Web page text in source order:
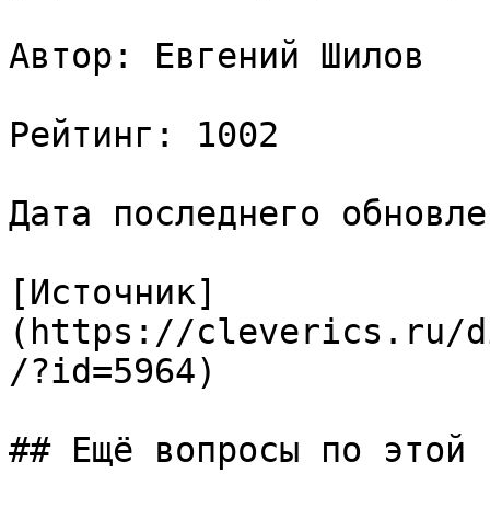
Автор: Евгений Шилов
Рейтинг: 1002
Дата последнего
[Источник]
(https://cleverics.ru/
/?id=5964)
## Ещё вопросы по этой